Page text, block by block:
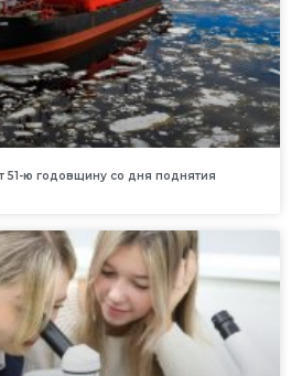
51-ю годовщину со дня поднятия